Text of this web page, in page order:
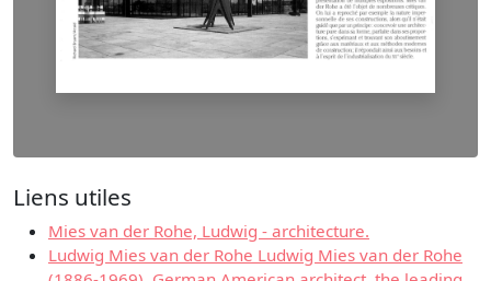
Liens utiles
Mies van der Rohe, Ludwig - architecture.
Ludwig Mies van der Rohe Ludwig Mies van der Rohe